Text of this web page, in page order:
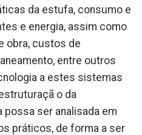
da estufa, consumo e
e energia, assim como
obra, custos de
entre outros
a estes sistemas
o da
possa ser analisada em
práticos, de forma a ser